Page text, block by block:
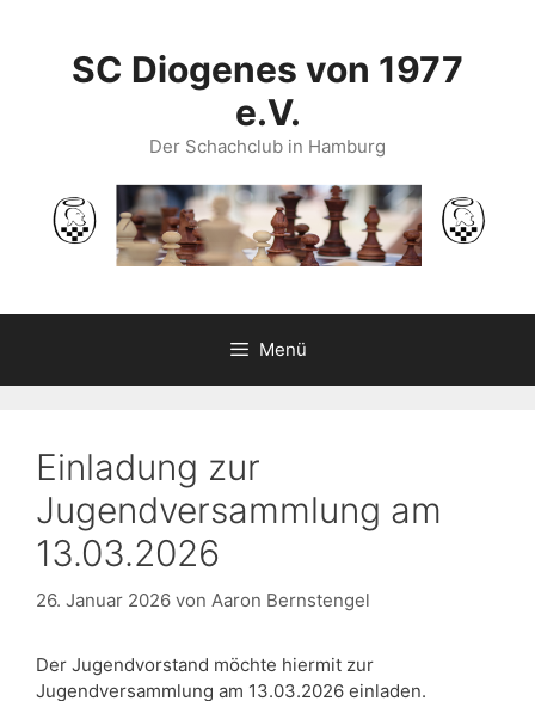
springenSC Diogenes von 1977
e.V.
Der Schachclub in Hamburg
Menü
Einladung zur
Jugendversammlung am
13.03.2026
26. Januar 2026 von Aaron Bernstengel
Der Jugendvorstand möchte hiermit zur
Jugendversammlung am 13.03.2026 einladen.